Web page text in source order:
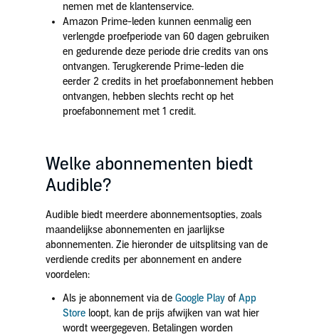
nemen met de klantenservice.
Amazon Prime-leden kunnen eenmalig een
verlengde proefperiode van 60 dagen gebruiken
en gedurende deze periode drie credits van ons
ontvangen. Terugkerende Prime-leden die
eerder 2 credits in het proefabonnement hebben
ontvangen, hebben slechts recht op het
proefabonnement met 1 credit.
Welke abonnementen biedt
Audible?
Audible biedt meerdere abonnementsopties, zoals
maandelijkse abonnementen en jaarlijkse
abonnementen. Zie hieronder de uitsplitsing van de
verdiende credits per abonnement en andere
voordelen:
Als je abonnement via de Google Playof App
Storeloopt, kan de prijs afwijken van wat hier
wordt weergegeven. Betalingen worden